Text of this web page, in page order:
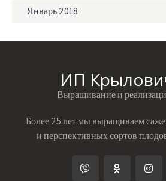
Январь 2018
ИП
Выращивание и
Более 25 лет мы выращиваем
и перспективных сортов